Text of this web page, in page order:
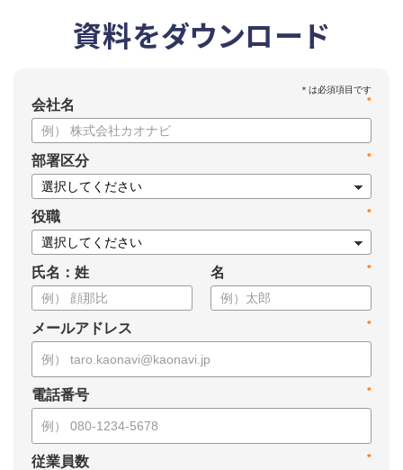
資料をダウンロード
*
会社名
*
部署区分
*
役職
氏名：姓 *
名
*
メールアドレス
*
電話番号
*
従業員数